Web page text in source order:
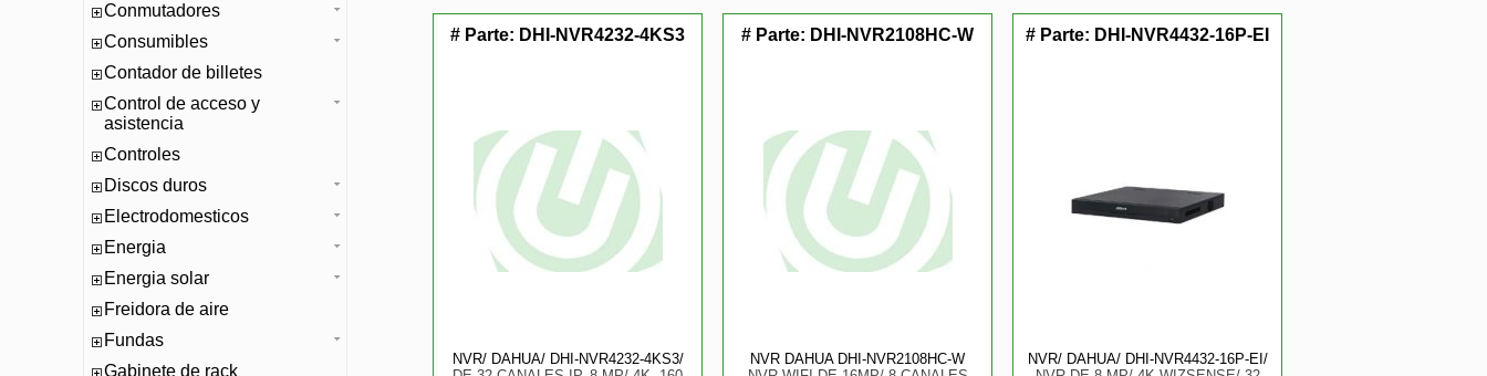
Conmutadores
Consumibles
Contador de billetes
Control de acceso y
asistencia
Controles
Discos duros
Electrodomesticos
Energia
Energia solar
Freidora de aire
Fundas
Gabinete de rack
# Parte: DHI-NVR4232-4KS3
NVR/ DAHUA/ DHI-NVR4232-4KS3/
# Parte: DHI-NVR2108HC-W
NVR DAHUA DHI-NVR2108HC-W
# Parte: DHI-NVR4432-16P-EI
NVR/ DAHUA/ DHI-NVR4432-16P-EI/